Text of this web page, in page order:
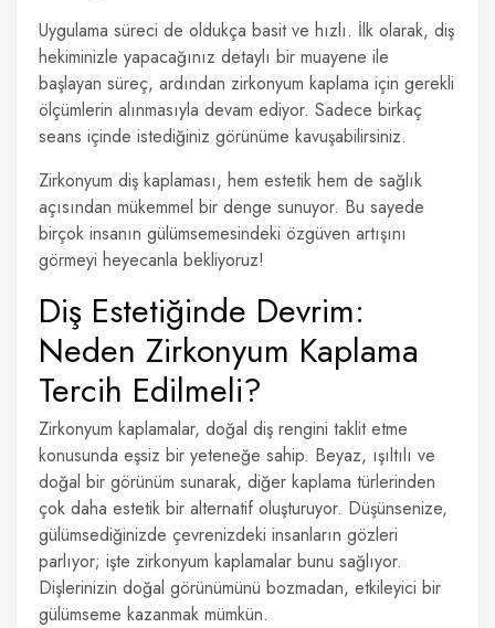
Uygulama süreci de oldukça basit ve hızlı. İlk olarak, diş
hekiminizle yapacağınız detaylı bir muayene ile
başlayan süreç, ardından zirkonyum kaplama için gerekli
ölçümlerin alınmasıyla devam ediyor. Sadece birkaç
seans içinde istediğiniz görünüme kavuşabilirsiniz.
Zirkonyum diş kaplaması, hem estetik hem de sağlık
açısından mükemmel bir denge sunuyor. Bu sayede
birçok insanın gülümsemesindeki özgüven artışını
görmeyi heyecanla bekliyoruz!
Diş Estetiğinde Devrim:
Neden Zirkonyum Kaplama
Tercih Edilmeli?
Zirkonyum kaplamalar, doğal diş rengini taklit etme
konusunda eşsiz bir yeteneğe sahip. Beyaz, ışıltılı ve
doğal bir görünüm sunarak, diğer kaplama türlerinden
çok daha estetik bir alternatif oluşturuyor. Düşünsenize,
gülümsediğinizde çevrenizdeki insanların gözleri
parlıyor; işte zirkonyum kaplamalar bunu sağlıyor.
Dişlerinizin doğal görünümünü bozmadan, etkileyici bir
gülümseme kazanmak mümkün.